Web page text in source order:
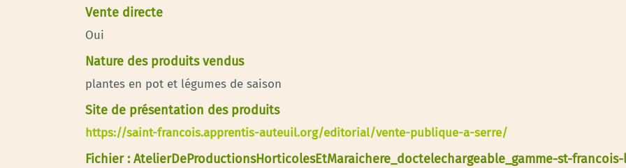
Vente directe
Oui
Nature des produits vendus
plantes en pot et légumes de saison
Site de présentation des produits
https://saint-francois.apprentis-auteuil.org/editorial/vente-publique-a-serre/
Fichier : AtelierDeProductionsHorticolesEtMaraichere_doctelechargeable_gamme-st-